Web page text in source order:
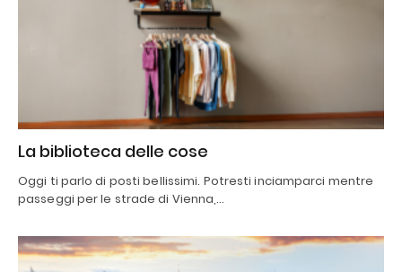
La biblioteca delle cose
Oggi ti parlo di posti bellissimi. Potresti inciamparci mentre
passeggi per le strade di Vienna,…